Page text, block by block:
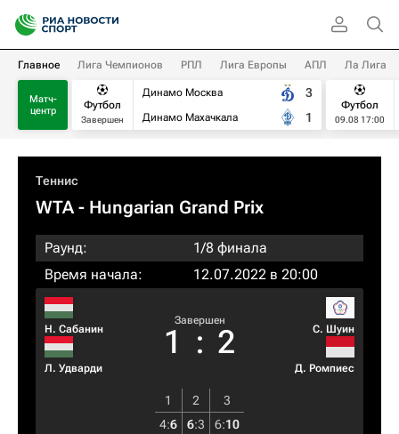
Главное Лига Чемпионов РПЛ Лига Европы АПЛ Ла Лига
Матч-
центр
Футбол
Завершен
Динамо Москва
Динамо Махачкала
3
1
Футбол
09.08 17:00
Теннис
WTA- Hungarian Grand Prix
Раунд:
1/8 финала
Время начала:
12.07.2022 в 20:00
Н. Сабанин
Л. Удварди
Завершен
1 : 2 С. Шуин
Д. Ромпиес
1 2
3
4:6 6:3 6:10